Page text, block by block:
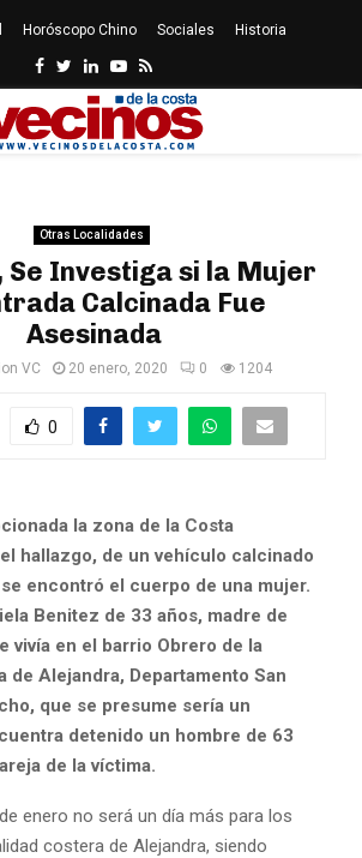
Horóscopo Chino Sociales Historia
Facebook
Twitter
LinkedinYoutube
Rss
Otras Localidades
Se Investiga si la Mujer
Calcinada Fue
Asesinada
VC 20 enero, 2020 0 1204
0
la zona de la Costa
hallazgo, de un vehículo calcinado
encontró el cuerpo de una mujer.
Benitez de 33 años, madre de
vivía en el barrio Obrero de la
de Alejandra, Departamento San
que se presume sería un
detenido un hombre de 63
de la víctima.
enero no será un día más para los
costera de Alejandra, siendo